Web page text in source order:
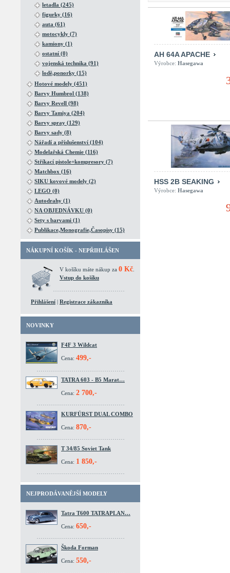
letadla (245)
figurky (16)
auta (61)
motocykly (7)
kamiony (1)
ostatní (0)
vojenská technika (91)
lodě,ponorky (15)
Hotové modely (451)
Barvy Humbrol (138)
Barvy Revell (98)
Barvy Tamiya (204)
Barvy spray (129)
Barvy sady (8)
Nářadí a příslušenství (104)
Modelařská Chemie (116)
Stříkací pistole+kompresory (7)
Matchbox (16)
SIKU kovové modely (2)
LEGO (0)
Autodrahy (1)
NA OBJEDNÁVKU (0)
Sety s barvami (1)
Publikace,Monografie,Časopisy (15)
NÁKUPNÍ KOŠÍK - NEPŘIHLÁŠEN
V košíku máte nákup za 0 Kč
Vstup do košíku
Přihlášení | Registrace zákazníka
NOVINKY
F4F 3 Wildcat
Cena: 499,-
TATRA 603 - B5 Marat…
Cena: 2 700,-
KURFÜRST DUAL COMBO
Cena: 870,-
T 34/85 Soviet Tank
Cena: 1 850,-
NEJPRODÁVANĚJŠÍ MODELY
Tatra T600 TATRAPLAN…
Cena: 650,-
Škoda Forman
Cena: 550,-
AH 64A APACHE
Výrobce: Hasegawa
HSS 2B SEAKING
Výrobce: Hasegawa